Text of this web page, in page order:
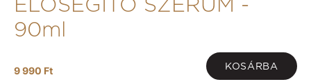
90ml
9 990 Ft KOSÁRBA